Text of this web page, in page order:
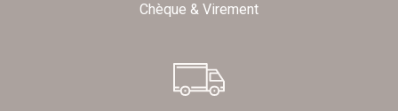
Chèque & Virement